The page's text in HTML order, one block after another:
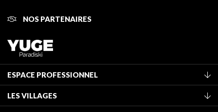
NOS PARTENAIRES
ESPACE PROFESSIONNEL
Classement des meublés
LES VILLAGES